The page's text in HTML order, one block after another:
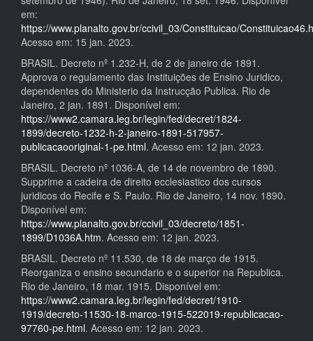
em:
https://www.planalto.gov.br/ccivil_03/Constituicao/
Acesso em: 15 jan. 2023.
BRASIL. Decreto nº 1.232-H, de 2 de janeiro de 1891.
Approva o regulamento das Instituições de Ensino Juridico,
dependentes do Ministerio da Instrucção Publica. Rio de
Janeiro, 2 jan. 1891. Disponível em:
https://www2.camara.leg.br/legin/fed/decret/1824-
1899/decreto-1232-h-2-janeiro-1891-517957-
publicacaooriginal-1-pe.html. Acesso em: 12 jan. 2023.
BRASIL. Decreto nº 1036-A, de 14 de novembro de 1890.
Supprime a cadeira de direito ecclesiastico dos cursos
juridicos do Recife e S. Paulo. Rio de Janeiro, 14 nov. 1890.
Disponível em:
https://www.planalto.gov.br/ccivil_03/decreto/1851-
1899/D1036A.htm. Acesso em: 12 jan. 2023.
BRASIL. Decreto nº 11.530, de 18 de março de 1915.
Reorganiza o ensino secundario e o superior na Republica.
Rio de Janeiro, 18 mar. 1915. Disponível em:
https://www2.camara.leg.br/legin/fed/decret/1910-
1919/decreto-11530-18-marco-1915-522019-republicacao-
97760-pe.html. Acesso em: 12 jan. 2023.